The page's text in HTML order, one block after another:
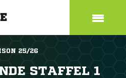
25/26
STAFFEL 1